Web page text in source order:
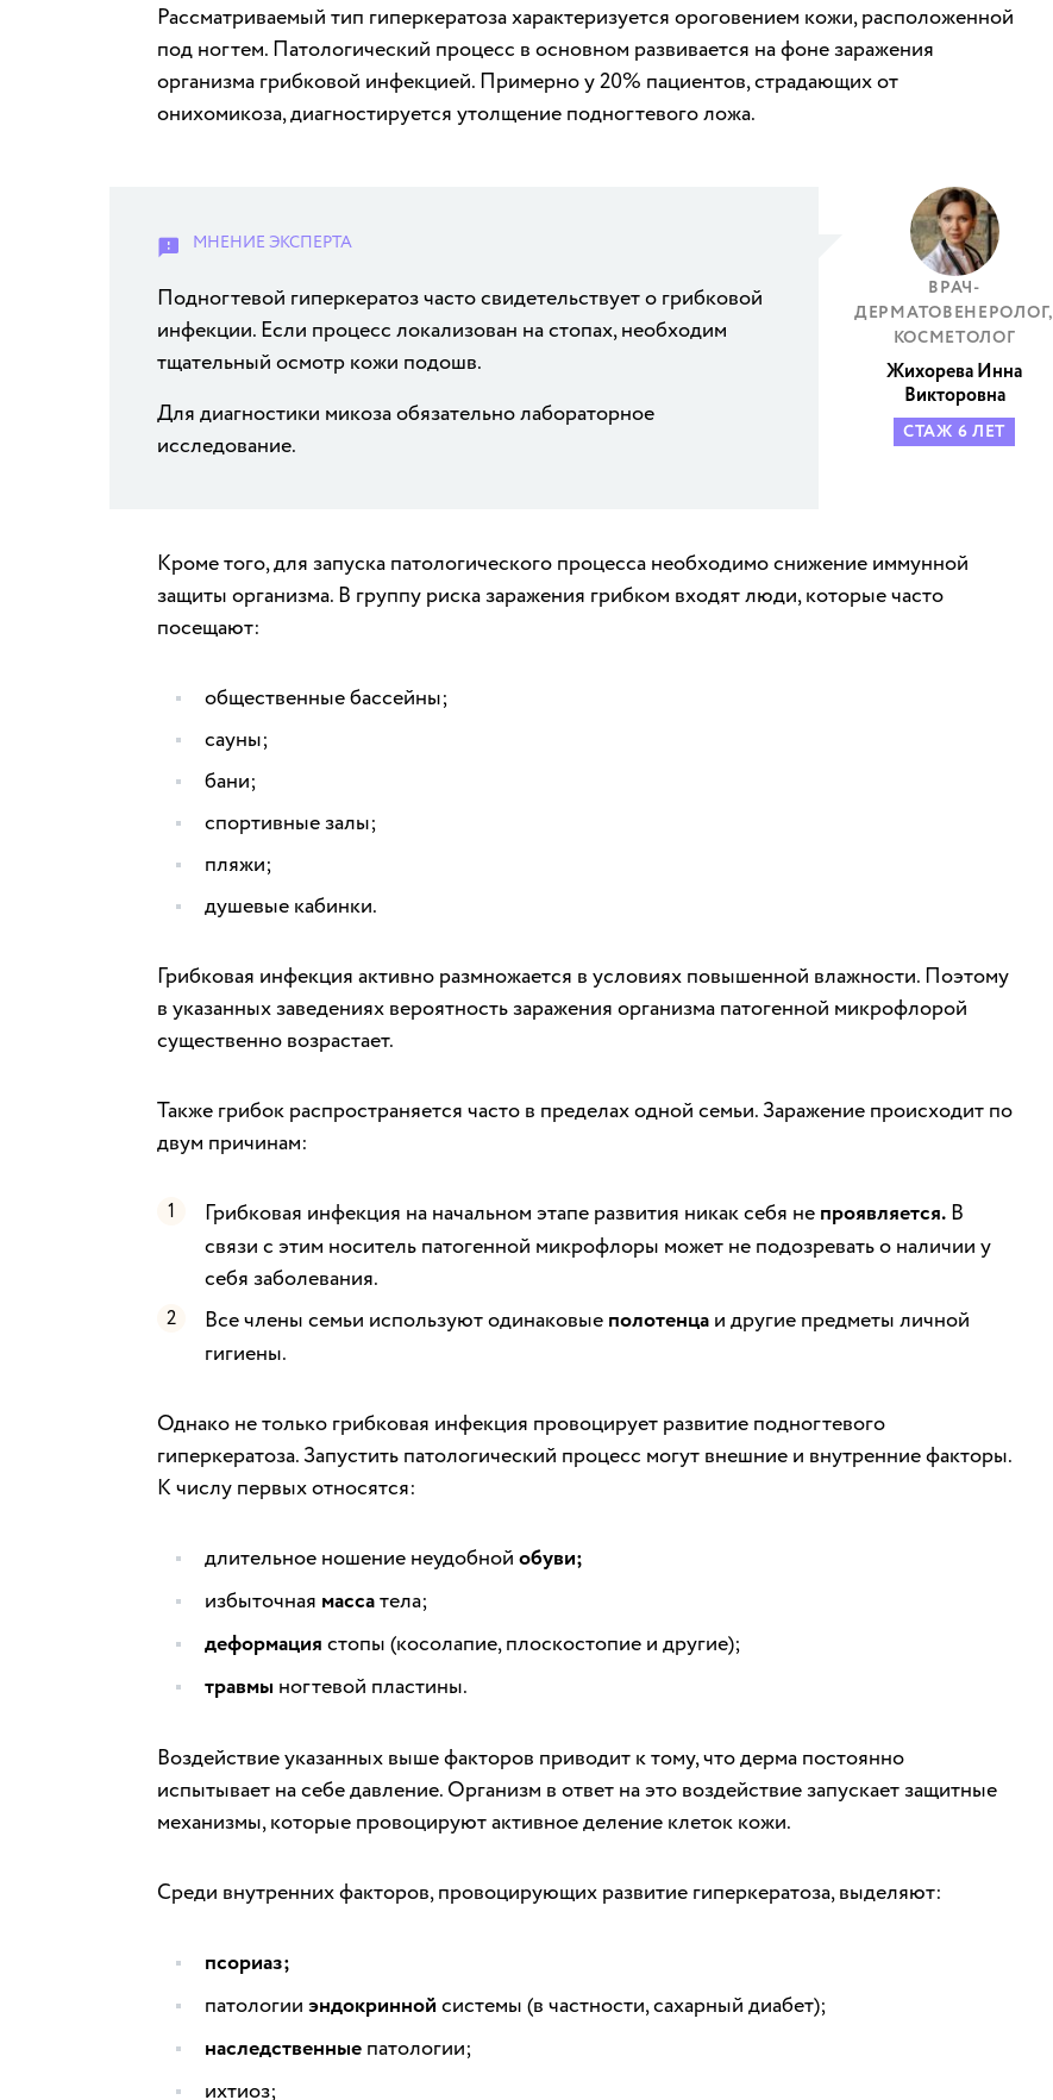
Рассматриваемый тип гиперкератоза характеризуется ороговением кожи, расположенной
под ногтем. Патологический процесс в основном развивается на фоне заражения
организма грибковой инфекцией. Примерно у 20% пациентов, страдающих от
онихомикоза, диагностируется утолщение подногтевого ложа.
Подногтевой гиперкератоз часто свидетельствует о грибковой
инфекции. Если процесс локализован на стопах, необходим
тщательный осмотр кожи подошв.
Для диагностики микоза обязательно лабораторное
исследование.
ВРАЧ-
ДЕРМАТОВЕНЕРОЛОГ,
КОСМЕТОЛОГ
Жихорева Инна
Викторовна
СТАЖ 6 ЛЕТ
Кроме того, для запуска патологического процесса необходимо снижение иммунной
защиты организма. В группу риска заражения грибком входят люди, которые часто
посещают:
общественные бассейны;
сауны;
бани;
спортивные залы;
пляжи;
душевые кабинки.
Грибковая инфекция активно размножается в условиях повышенной влажности. Поэтому
в указанных заведениях вероятность заражения организма патогенной микрофлорой
существенно возрастает.
Также грибок распространяется часто в пределах одной семьи. Заражение происходит по
двум причинам:
Грибковая инфекция на начальном этапе развития никак себя не проявляется. В
связи с этим носитель патогенной микрофлоры может не подозревать о наличии у
себя заболевания.
Все члены семьи используют одинаковые полотенца и другие предметы личной
гигиены.
Однако не только грибковая инфекция провоцирует развитие подногтевого
гиперкератоза. Запустить патологический процесс могут внешние и внутренние факторы.
К числу первых относятся:
длительное ношение неудобной обуви;
избыточная массатела;
деформация стопы (косолапие, плоскостопие и другие);
травмы ногтевой пластины.
Воздействие указанных выше факторов приводит к тому, что дерма постоянно
испытывает на себе давление. Организм в ответ на это воздействие запускает защитные
механизмы, которые провоцируют активное деление клеток кожи.
Среди внутренних факторов, провоцирующих развитие гиперкератоза, выделяют:
псориаз;
патологии эндокринной системы (в частности, сахарный диабет);
наследственные патологии;
ихтиоз;